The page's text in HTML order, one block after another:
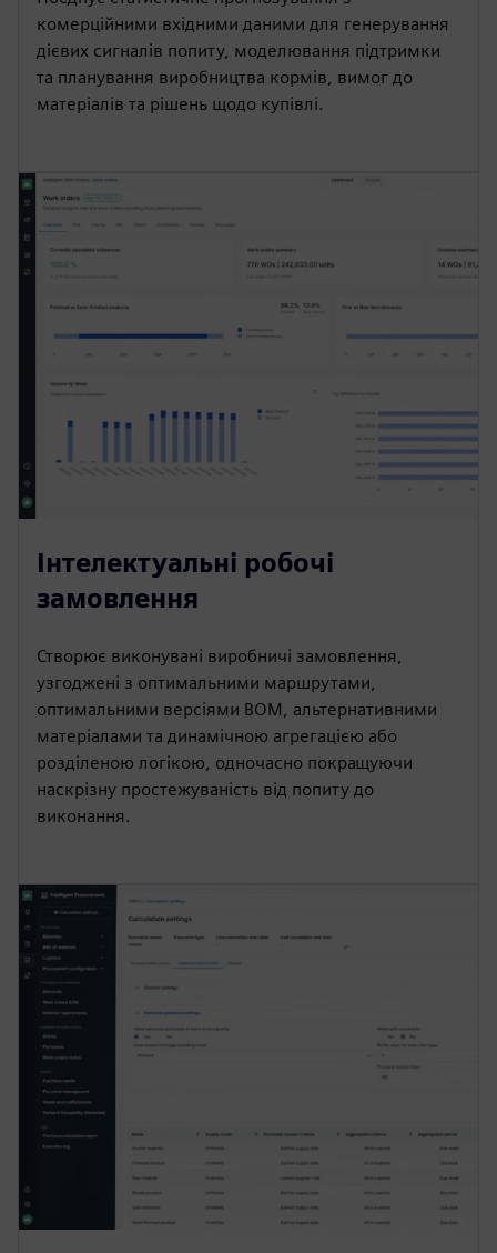
комерційними вхідними даними для генерування
дієвих сигналів попиту, моделювання підтримки
та планування виробництва кормів, вимог до
матеріалів та рішень щодо купівлі.
Інтелектуальні робочі
замовлення
Створює виконувані виробничі замовлення,
узгоджені з оптимальними маршрутами,
оптимальними версіями BOM, альтернативними
матеріалами та динамічною агрегацією або
розділеною логікою, одночасно покращуючи
наскрізну простежуваність від попиту до
виконання.